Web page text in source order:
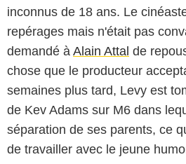
inconnus de 18 ans. Le
repérages mais n'était pas
demandé à Alain Attal de
chose que le producteur
semaines plus tard, Levy est
de Kev Adams sur M6 dans
séparation de ses parents, ce
de travailler avec le jeune